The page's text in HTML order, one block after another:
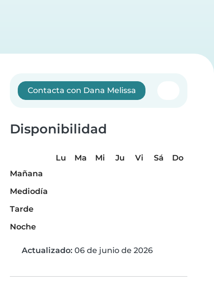
Contacta con Dana Melissa
Disponibilidad
Lu Ma Mi Ju Vi Sá
Do
Mañana
Mediodía
Tarde
Noche
Actualizado: 06 de junio de 2026